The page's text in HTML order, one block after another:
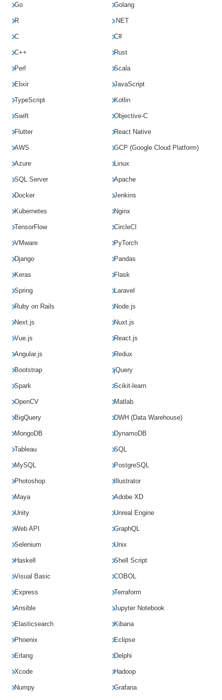
Go Golang
R .NET
C C#
C++ Rust
Perl Scala
Elixir JavaScript
TypeScript Kotlin
Swift Objective-C
Flutter React Native
AWS GCP (Google Cloud Platform)
Azure Linux
SQL Server Apache
Docker Jenkins
Kubernetes Nginx
TensorFlow CircleCI
VMware PyTorch
Django Pandas
Keras Flask
Spring Laravel
Ruby on Rails Node.js
Next.js Nuxt.js
Vue.js React.js
Angular.js Redux
Bootstrap jQuery
Spark Scikit-learn
OpenCV Matlab
BigQuery DWH (Data Warehouse)
MongoDB DynamoDB
Tableau SQL
MySQL PostgreSQL
Photoshop Illustrator
Maya Adobe XD
Unity Unreal Engine
Web API GraphQL
Selenium Unix
Haskell Shell Script
Visual Basic COBOL
Express Terraform
Ansible Jupyter Notebook
Elasticsearch Kibana
Phoenix Eclipse
Erlang Delphi
Xcode Hadoop
Numpy Grafana